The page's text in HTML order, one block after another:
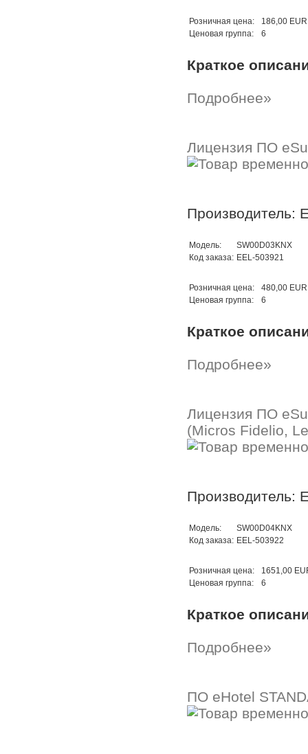
Розничная цена:
186,00 EUR
Ценовая группа:
6
Краткое
Подробнее»
Лицензия ПО
Производитель:
Модель:
SW00D03KNX
Код заказа: EEL-503921
Розничная цена:
480,00 EUR
Ценовая группа:
6
Краткое
Подробнее»
Лицензия ПО
(Micros Fidelio,
Производитель:
Модель:
SW00D04KNX
Код заказа: EEL-503922
Розничная цена:
1651,00
Ценовая группа:
6
Краткое
Подробнее»
ПО eHotel